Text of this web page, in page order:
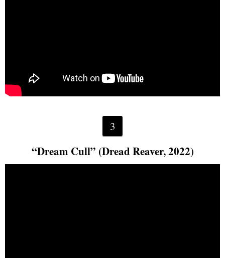
3
“Dream Cull” (Dread Reaver, 2022)